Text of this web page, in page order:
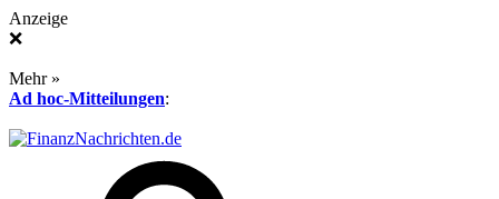
Anzeige
❌
Mehr »
Ad hoc-Mitteilungen: